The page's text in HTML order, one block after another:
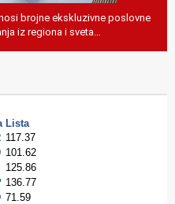
brojne ekskluzivne poslovne
iz regiona i sveta…